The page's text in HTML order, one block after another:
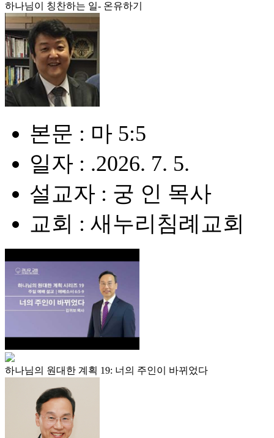
하나님이 칭찬하는 일- 온유하기
본문 : 마 5:5
일자 : .2026. 7. 5.
설교자 : 궁 인 목사
교회 : 새누리침례교회
하나님의 원대한 계획 19: 너의 주인이 바뀌었다